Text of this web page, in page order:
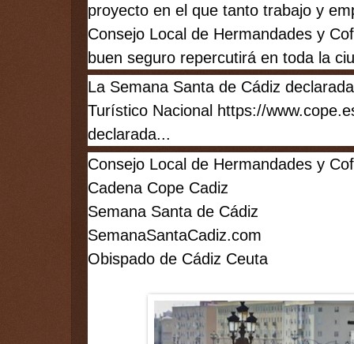
proyecto en el que tanto trabajo y
Consejo Local de Hermandades y
buen seguro repercutirá en toda la
La Semana Santa de Cádiz
Turístico Nacional https://
declarada...
Consejo Local de Hermandades y
Cadena Cope Cadiz
Semana Santa de Cádiz
SemanaSantaCadiz.com
Obispado de Cádiz Ceuta